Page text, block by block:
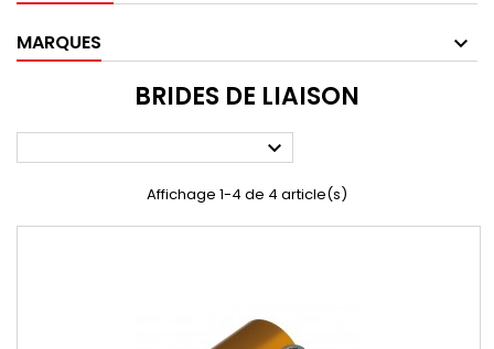
MARQUES
BRIDES DE LIAISON

Affichage 1-4 de 4 article(s)